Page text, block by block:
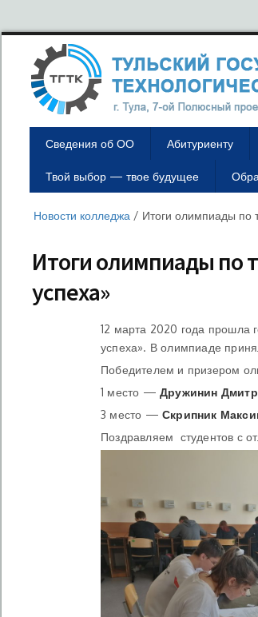
Сведения об ОО Абитуриенту
Твой выбор — твое будущее
Новости колледжа / Итоги олимпиады по
Итоги олимпиады по
успеха»
12 марта 2020 года прошла
успеха». В олимпиаде
Победителем и призером
1 место — Дружинин
3 место — Скрипник
Поздравляем студентов с